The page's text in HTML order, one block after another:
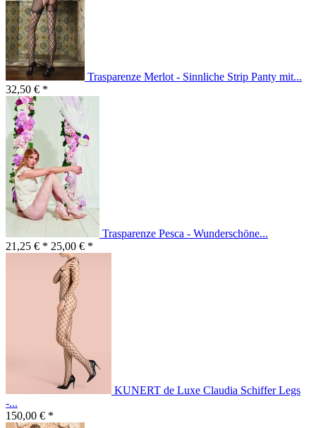
Trasparenze Merlot - Sinnliche Strip Panty mit...
32,50 € *
Trasparenze Pesca - Wunderschöne...
21,25 € * 25,00 € *
KUNERT de Luxe Claudia Schiffer Legs
-...
150,00 € *